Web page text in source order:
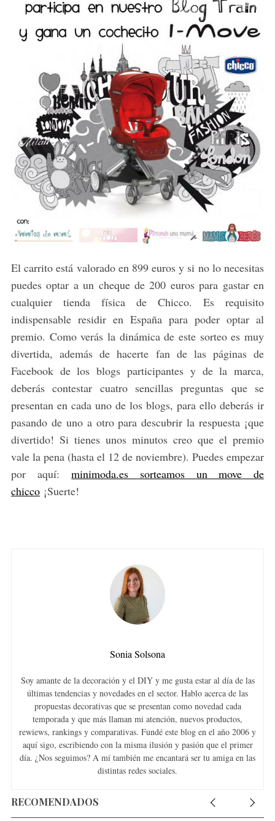
El carrito está valorado en 899 euros y si no lo necesitas
puedes optar a un cheque de 200 euros para gastar en
cualquier tienda física de Chicco. Es requisito
indispensable residir en España para poder optar al
premio. Como verás la dinámica de este sorteo es muy
divertida, además de hacerte fan de las páginas de
Facebook de los blogs participantes y de la marca,
deberás contestar cuatro sencillas preguntas que se
presentan en cada uno de los blogs, para ello deberás ir
pasando de uno a otro para descubrir la respuesta ¡que
divertido! Si tienes unos minutos creo que el premio
vale la pena (hasta el 12 de noviembre). Puedes empezar
por aquí:minimoda.es sorteamos un move de
chicco¡Suerte!
Sonia Solsona
Soy amante de la decoración y el DIY y me gusta estar al día de las
últimas tendencias y novedades en el sector. Hablo acerca de las
propuestas decorativas que se presentan como novedad cada
temporada y que más llaman mi atención, nuevos productos,
rewiews, rankings y comparativas. Fundé este blog en el año 2006 y
aquí sigo, escribiendo con la misma ilusión y pasión que el primer
día. ¿Nos seguimos? A mí también me encantará ser tu amiga en las
distintas redes sociales.
RECOMENDADOS